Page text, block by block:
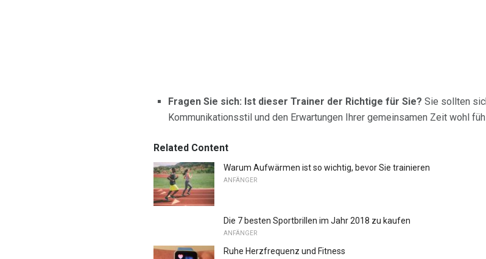
Fragen Sie sich: Ist dieser Trainer der Richtige für Sie? Sie sollten
Kommunikationsstil und den Erwartungen Ihrer gemeinsamen Zeit wohl
Related Content
Warum Aufwärmen ist so wichtig, bevor Sie trainieren
ANFÄNGER
Die 7 besten Sportbrillen im Jahr 2018 zu kaufen
ANFÄNGER
Ruhe Herzfrequenz und Fitness